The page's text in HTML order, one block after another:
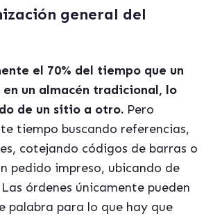
general del
el 70% del tiempo que un
un almacén tradicional, lo
de un sitio a otro. Pero
tiempo buscando referencias,
cotejando códigos de barras o
pedido impreso, ubicando de
órdenes únicamente pueden
palabra para lo que hay que